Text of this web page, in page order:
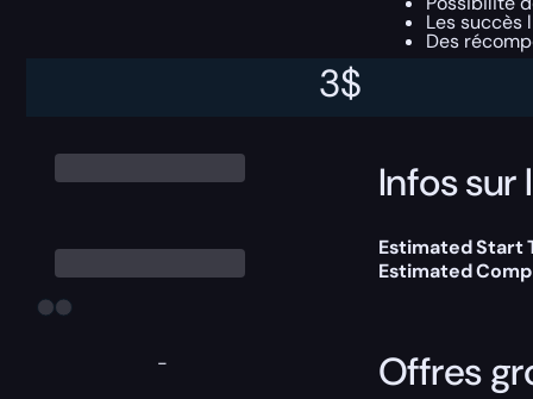
-
3$
Les succès
Des
Infos sur
Estimated Start
Estimated
Offres